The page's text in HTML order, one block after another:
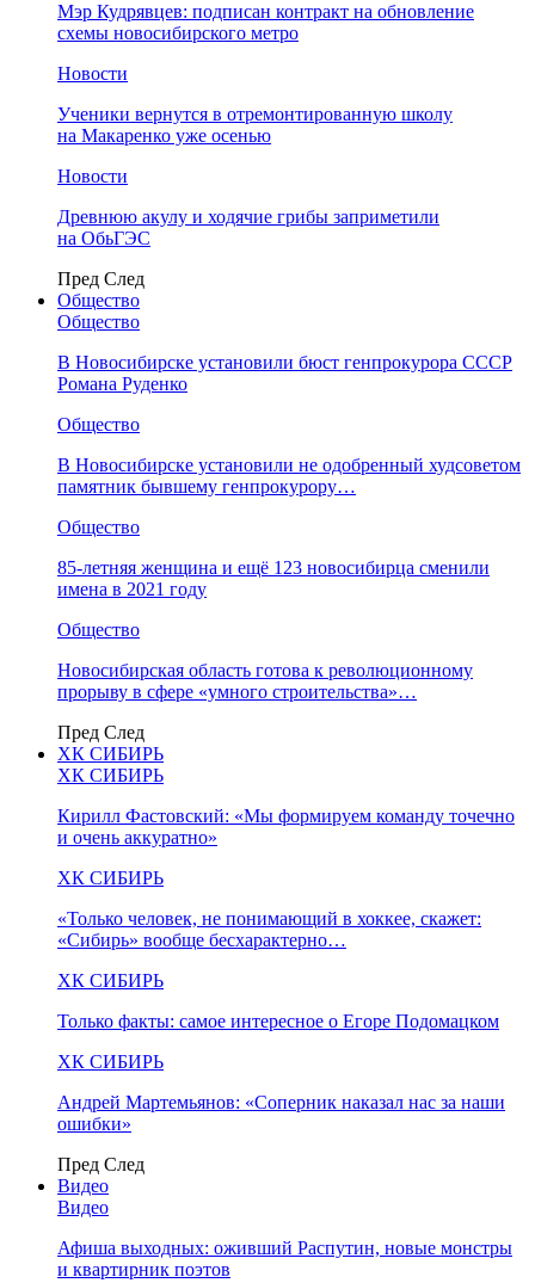
Мэр Кудрявцев: подписан контракт на обновление
схемы новосибирского метро
Новости
Ученики вернутся в отремонтированную школу
на Макаренко уже осенью
Новости
Древнюю акулу и ходячие грибы заприметили
на ОбьГЭС
Пред След
Общество
Общество
В Новосибирске установили бюст генпрокурора СССР
Романа Руденко
Общество
В Новосибирске установили не одобренный худсоветом
памятник бывшему генпрокурору…
Общество
85-летняя женщина и ещё 123 новосибирца сменили
имена в 2021 году
Общество
Новосибирская область готова к революционному
прорыву в сфере «умного строительства»…
Пред След
ХК СИБИРЬ
ХК СИБИРЬ
Кирилл Фастовский: «Мы формируем команду точечно
и очень аккуратно»
ХК СИБИРЬ
«Только человек, не понимающий в хоккее, скажет:
«Сибирь» вообще бесхарактерно…
ХК СИБИРЬ
Только факты: самое интересное о Егоре Подомацком
ХК СИБИРЬ
Андрей Мартемьянов: «Соперник наказал нас за наши
ошибки»
Пред След
Видео
Видео
Афиша выходных: оживший Распутин, новые монстры
и квартирник поэтов